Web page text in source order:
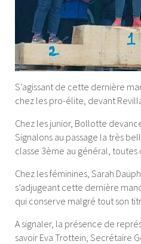
S’agissant de cette dernière
chez les pro-élite, devant
Chez les junior, Bollotte
Signalons au passage la très
classe 3ème au général, toutes
Chez les féminines, Sarah
s’adjugeant cette dernière
qui conserve malgré tout son
A signaler, la présence de
savoir Eva Trottein, Secrétaire